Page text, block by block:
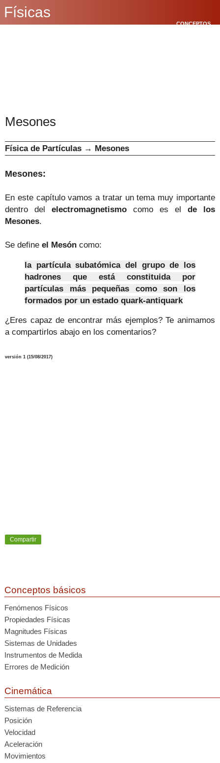
Físicas
CONCEPTOS
Mesones
Física de Partículas → Mesones
Mesones:
En este capítulo vamos a tratar un tema muy importante
dentro del electromagnetismo como es el de los
Mesones.
Se define el Mesón como:
la partícula subatómica del grupo de los
hadrones que está constituida por
partículas más pequeñas como son los
formados por un estado quark-antiquark
¿Eres capaz de encontrar más ejemplos? Te animamos
a compartirlos abajo en los comentarios?
versión 1 (15/08/2017)
Compartir
Conceptos básicos
Fenómenos Físicos
Propiedades Físicas
Magnitudes Físicas
Sistemas de Unidades
Instrumentos de Medida
Errores de Medición
Cinemática
Sistemas de Referencia
Posición
Velocidad
Aceleración
Movimientos